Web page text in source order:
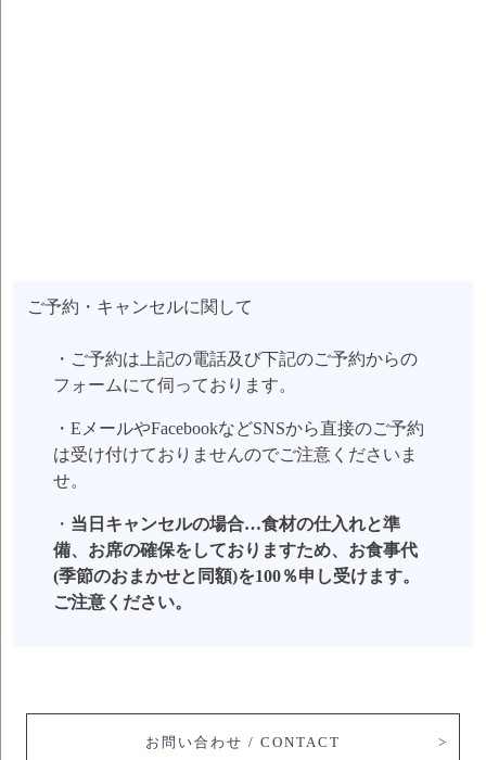
ご予約・キャンセルに関して
・ご予約は上記の電話及び下記のご予約からの
フォームにて伺っております。
・EメールやFacebookなどSNSから直接のご予約
は受け付けておりませんのでご注意くださいま
せ。
・ 当日キャンセルの場合…食材の仕入れと準
備、お席の確保をしておりますため、お食事代
(季節のおまかせと同額)を100％申し受けます。
ご注意ください。
お問い合わせ / CONTACT